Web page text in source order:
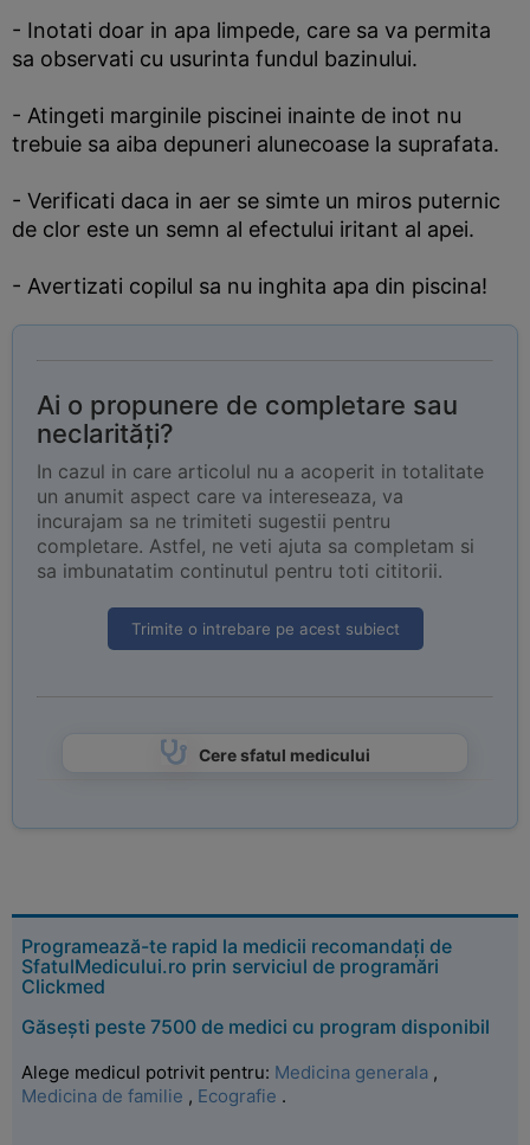
- Inotati doar in apa limpede, care sa va permita
sa observati cu usurinta fundul bazinului.
- Atingeti marginile piscinei inainte de inot nu
trebuie sa aiba depuneri alunecoase la suprafata.
- Verificati daca in aer se simte un miros puternic
de clor este un semn al efectului iritant al apei.
- Avertizati copilul sa nu inghita apa din piscina!
Ai o propunere de completare sau
neclarități?
In cazul in care articolul nu a acoperit in totalitate
un anumit aspect care va intereseaza, va
incurajam sa ne trimiteti sugestii pentru
completare. Astfel, ne veti ajuta sa completam si
sa imbunatatim continutul pentru toti cititorii.
Trimite o intrebare pe acest subiect
Cere sfatul medicului
Programează-te rapid la medicii recomandați de
SfatulMedicului.ro prin serviciul de programări
Clickmed
Găsești peste 7500 de medici cu program disponibil
Alege medicul potrivit pentru: Medicina generala ,
Medicina de familie , Ecografie .